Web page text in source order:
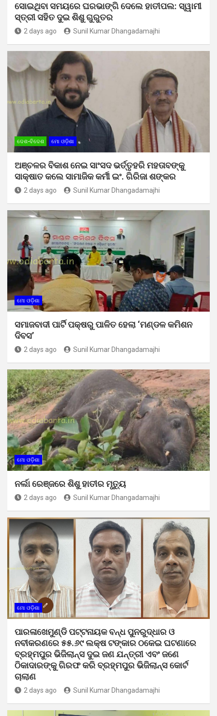
ସୋଇଥିବା ସମୟରେ ଘରଭାଙ୍ଗି ଦେଲେ ହାତୀପଲ: ସ୍ୱାମୀ
ସ୍ତ୍ରୀ ସହିତ ଦୁଇ ଶିଶୁ ଗୁରୁତର
2 days ago Sunil Kumar Dhangadamajhi
ଦେଶ-ବିଦେଶ ମୋ ଓଡ଼ିଶା
ଅଞ୍ଚଳର ବିକାଶ ନେଇ ସାଂସଦ ଭର୍ତ୍ତୃହରି ମହତାବଙ୍କୁ
ସାକ୍ଷାତ କଲେ ସାମାଜିକ କର୍ମୀ ଇଂ. ଗିରିଜା ଶଙ୍କର
2 days ago Sunil Kumar Dhangadamajhi
ମୋ ଓଡ଼ିଶା
ସମାଜବାଦୀ ପାର୍ଟି ପକ୍ଷରୁ ପାଳିତ ହେଲା ‘ମଣ୍ଡଳ କମିଶନ
ଦିବସ’
2 days ago Sunil Kumar Dhangadamajhi
ମୋ ଓଡ଼ିଶା
ନର୍ଲା ରେଞ୍ଜରେ ଶିଶୁ ହାତୀର ମୃତ୍ୟୁ
2 days ago Sunil Kumar Dhangadamajhi
ମୋ ଓଡ଼ିଶା
ପାରଳାଖେମୁଣ୍ଡି ପଟ୍ଟନାୟକ ବନ୍ଧ ପୁନରୁଦ୍ଧାର ଓ
ନବୀକରଣରେ ୫୫.୬୯ ଲକ୍ଷ ଟଙ୍କାର ଠକେଇ ଘଟଣାରେ
ବ୍ରହ୍ମପୁର ଭିଜିଲାନ୍ସ ଦୁଇ ଜଣ ଯନ୍ତ୍ରୀ ଏବଂ ଜଣେ
ଠିକାଦାରଙ୍କୁ ଗିରଫ କରି ବ୍ରହ୍ମପୁର ଭିଜିଲାନ୍ସ କୋର୍ଟ
ଚାଲାଣ
2 days ago Sunil Kumar Dhangadamajhi